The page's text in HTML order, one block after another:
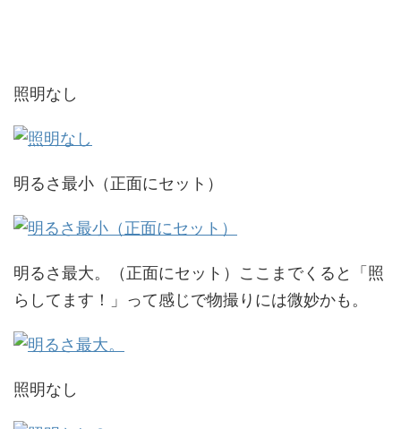
照明なし
明るさ最小（正面にセット）
明るさ最大。（正面にセット）ここまでくると「照
らしてます！」って感じで物撮りには微妙かも。
照明なし